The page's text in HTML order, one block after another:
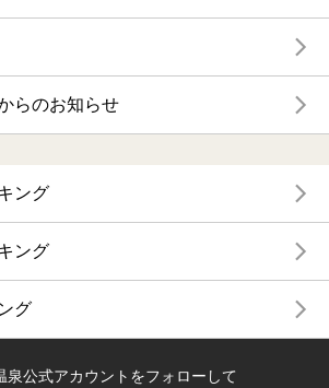
らのお知らせ
ング
ング
グ
泉公式アカウントをフォローして